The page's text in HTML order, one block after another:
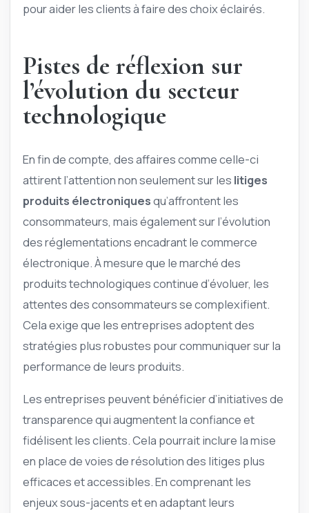
pour aider les clients à faire des choix éclairés.
Pistes de réflexion sur
l’évolution du secteur
technologique
En fin de compte, des affaires comme celle-ci
attirent l’attention non seulement sur les litiges
produits électroniquesqu’affrontent les
consommateurs, mais également sur l’évolution
des réglementations encadrant le commerce
électronique. À mesure que le marché des
produits technologiques continue d’évoluer, les
attentes des consommateurs se complexifient.
Cela exige que les entreprises adoptent des
stratégies plus robustes pour communiquer sur la
performance de leurs produits.
Les entreprises peuvent bénéficier d’initiatives de
transparence qui augmentent la confiance et
fidélisent les clients. Cela pourrait inclure la mise
en place de voies de résolution des litiges plus
efficaces et accessibles. En comprenant les
enjeux sous-jacents et en adaptant leurs